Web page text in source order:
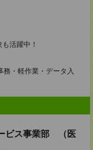
活躍中！
・軽作業・データ入
ビス事業部 （医